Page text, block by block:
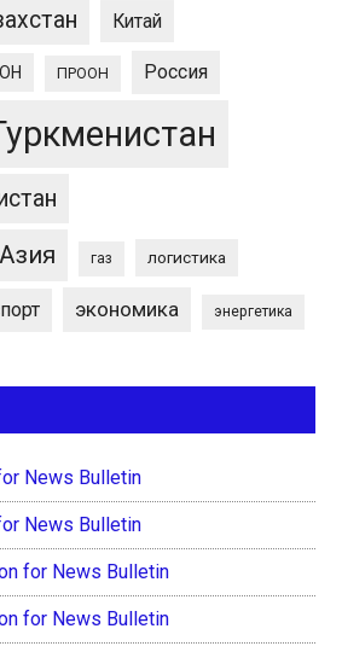
Китай
ПРООН Россия
газ логистика
экономика энергетика
News Bulletin
News Bulletin
for News Bulletin
for News Bulletin